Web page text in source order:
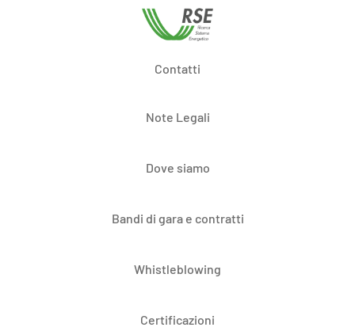
Contatti
Note Legali
Dove siamo
Bandi di gara e contratti
Whistleblowing
Certificazioni